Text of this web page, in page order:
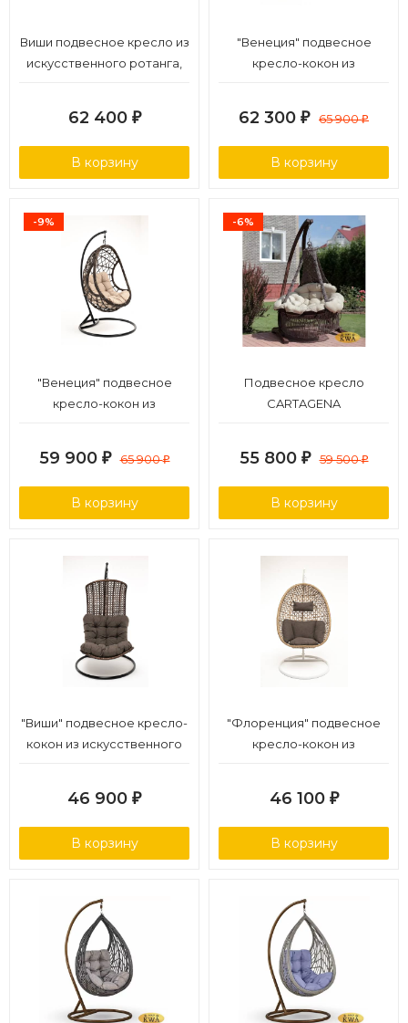
Виши подвесное кресло из
искусственного ротанга,
62 400 ₽
В корзину
"Венеция" подвесное
кресло-кокон из
бежевой подушкой
62 300 ₽ 65 900₽
В корзину
-9%
"Венеция" подвесное
кресло-кокон из
подушкой
59 900 ₽ 65 900₽
В корзину
-6%
Подвесное кресло
CARTAGENA
55 800 ₽ 59 500₽
В корзину
"Виши" подвесное кресло-
кокон из искусственного
подушкой
46 900 ₽
В корзину
"Флоренция" подвесное
кресло-кокон из
коричневой подушкой
46 100 ₽
В корзину